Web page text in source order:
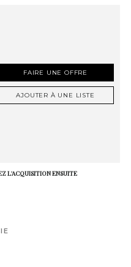
FAIRE UNE OFFRE
AJOUTER À UNE LISTE
L'ACQUISITION ENSUITE